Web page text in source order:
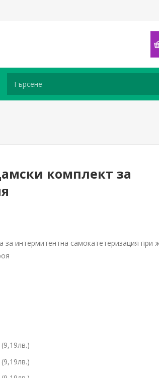
комплект за
за интермитентна самокатетеризация при